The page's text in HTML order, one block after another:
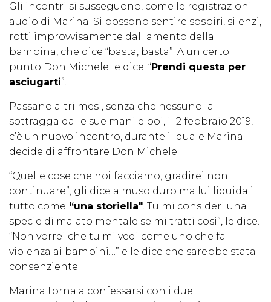
Gli incontri si susseguono, come le registrazioni
audio di Marina. Si possono sentire sospiri, silenzi,
rotti improvvisamente dal lamento della
bambina, che dice “basta, basta”. A un certo
punto Don Michele le dice: “Prendi questa per
asciugarti”.
Passano altri mesi, senza che nessuno la
sottragga dalle sue mani e poi, il 2 febbraio 2019,
c’è un nuovo incontro, durante il quale Marina
decide di affrontare Don Michele.
“Quelle cose che noi facciamo, gradirei non
continuare”, gli dice a muso duro ma lui liquida il
tutto come “una storiella". Tu mi consideri una
specie di malato mentale se mi tratti così”, le dice.
“Non vorrei che tu mi vedi come uno che fa
violenza ai bambini…” e le dice che sarebbe stata
consenziente.
Marina torna a confessarsi con i due